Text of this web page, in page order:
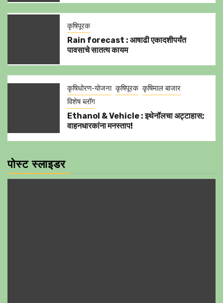
कृषिपूरक
Rain forecast : आषाढी एकादशीपर्यंत
पावसाचे सातत्य कायम
कृषिधोरण-योजना कृषिपूरक कृषिमाल बाजार
विशेष ब्लॉग
Ethanol & Vehicle : इथेनॉलचा अट्टाहास;
वाहनधारकांना मनस्ताप!
पोस्ट स्लाइडर